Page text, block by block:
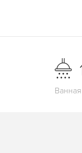
Ванная